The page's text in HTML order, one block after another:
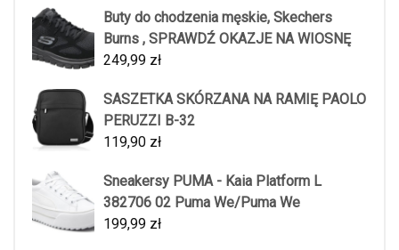
Buty do chodzenia męskie, Skechers
Burns , SPRAWDŹ OKAZJE NA WIOSNĘ
249,99 zł
SASZETKA SKÓRZANA NA RAMIĘ PAOLO
PERUZZI B-32
119,90 zł
Sneakersy PUMA - Kaia Platform L
382706 02 Puma We/Puma We
199,99 zł